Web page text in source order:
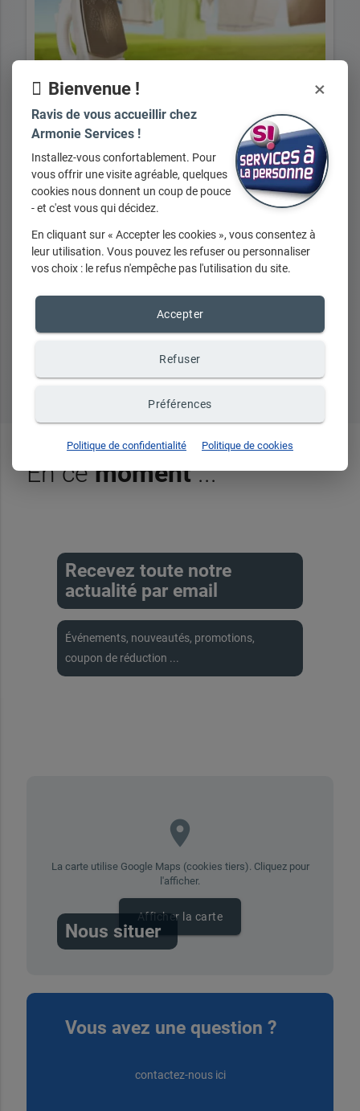
B- REPASSAGE A VOTRE DOMICILE
+ d'infos sur demande
En cemoment...
Recevez toute notre
actualité par email
Événements, nouveautés, promotions,
coupon de réduction ...
place
La carte utilise Google Maps (cookies tiers). Cliquez pour
l'afficher.
Afficher la carte
Nous situer
Vous avez une question ?
contactez-nous ici
Bienvenue ! ×
Ravis de vous accueillir chez
Armonie Services !
Installez-vous confortablement. Pour
vous offrir une visite agréable, quelques
cookies nous donnent un coup de pouce
- et c'est vous qui décidez.
En cliquant sur « Accepter les cookies », vous consentez à
leur utilisation. Vous pouvez les refuser ou personnaliser
vos choix : le refus n'empêche pas l'utilisation du site.
Accepter
Refuser
Préférences
Politique de confidentialité Politique de cookies